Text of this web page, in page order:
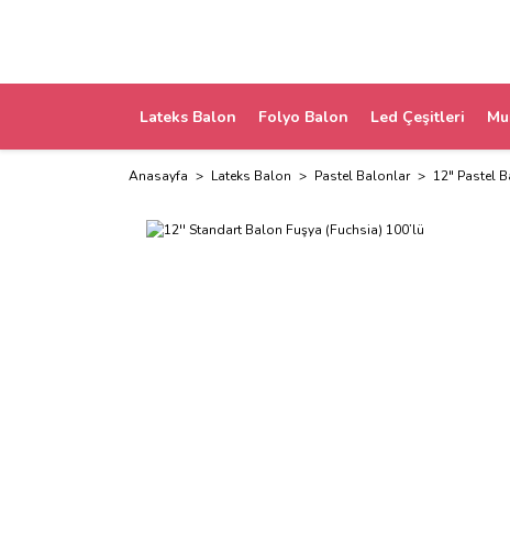
Lateks Balon Folyo Balon Led Çeşitleri
Anasayfa Lateks Balon Pastel Balonlar 12" Pastel